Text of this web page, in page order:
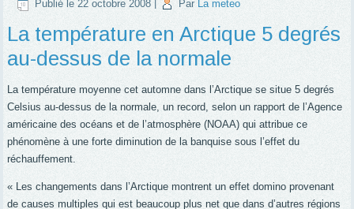
Publié le 22 octobre 2008 Par La meteo
La température en Arctique 5 degrés
au-dessus de la normale
La température moyenne cet automne dans l’Arctique se situe 5 degrés
Celsius au-dessus de la normale, un record, selon un rapport de l’Agence
américaine des océans et de l’atmosphère (NOAA) qui attribue ce
phénomène à une forte diminution de la banquise sous l’effet du
réchauffement.
« Les changements dans l’Arctique montrent un effet domino provenant
de causes multiples qui est beaucoup plus net que dans d’autres régions